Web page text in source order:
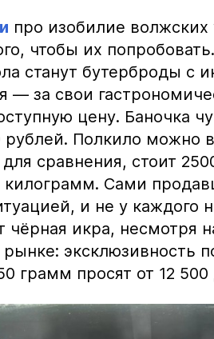
про изобилие
чтобы их
станут бутерброды с
— за свои
цену. Баночка
рублей. Полкило можно
сравнения, стоит
килограмм. Сами
и не у каждого
чёрная икра, несмотря
рынке: эксклюзивность
грамм просят от 12